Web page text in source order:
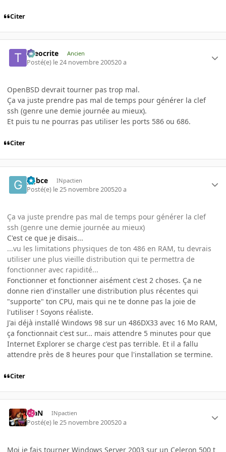
Citer
theocrite Ancien
Posté(e) le 24 novembre 200520 a
OpenBSD devrait tourner pas trop mal.
Ça va juste prendre pas mal de temps pour générer la clef
ssh (genre une demie journée au mieux).
Et puis tu ne pourras pas utiliser les ports 586 ou 686.
Citer
ggbce INpactien
Posté(e) le 25 novembre 200520 a
Ça va juste prendre pas mal de temps pour générer la clef
ssh (genre une demie journée au mieux)
C'est ce que je disais...
...vu les limitations physiques de ton 486 en RAM, tu devrais
utiliser une plus vieille distribution qui te permettra de
fonctionner avec rapidité...
Fonctionner et fonctionner aisément c'est 2 choses. Ça ne
donne rien d'installer une distribution plus récentes qui
"supporte" ton CPU, mais qui ne te donne pas la joie de
l'utiliser ! Soyons réaliste.
J'ai déjà installé Windows 98 sur un 486DX33 avec 16 Mo RAM,
ça fonctionnait c'est sur... mais attendre 5 minutes pour que
Internet Explorer se charge c'est pas terrible. Et il a fallu
attendre près de 8 heures pour que l'installation se termine.
Citer
KiaN INpactien
Posté(e) le 25 novembre 200520 a
Moi je fais tourner Windows Server 2003 sur un Celeron 500 t